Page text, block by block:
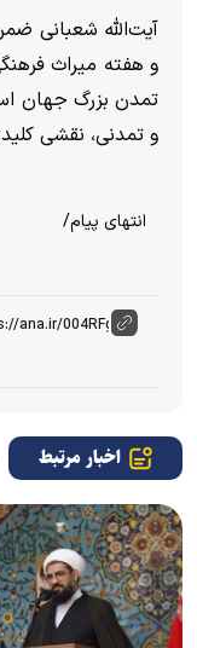
آیت‌الله شعبانی
تمدن بزرگ جهان
و تمدنی، نقشی
انتهای پیام/
اخبار مرتبط